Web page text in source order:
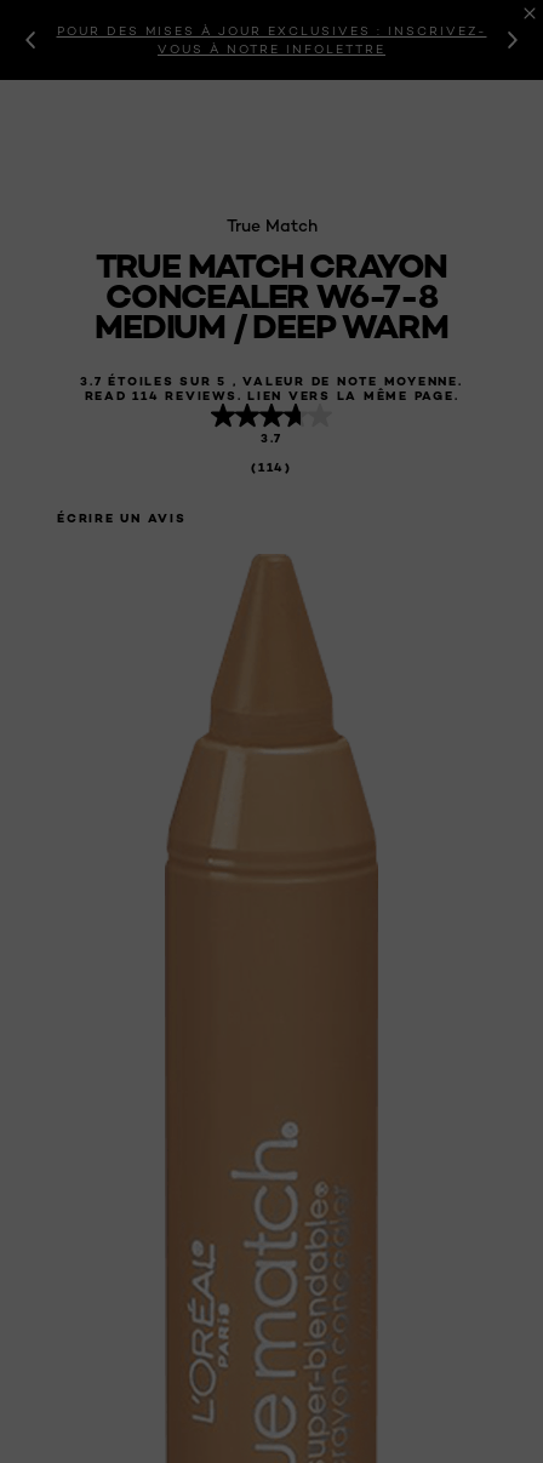
POUR DES MISES À JOUR EXCLUSIVES : INSCRIVEZ-
VOUS À NOTRE INFOLETTRE
True Match
TRUE MATCH CRAYON
CONCEALER W6-7-8
MEDIUM / DEEP WARM
3.7 ÉTOILES SUR 5 , VALEUR DE NOTE MOYENNE.
READ 114 REVIEWS. LIEN VERS LA MÊME PAGE.
3.7
(114)
ÉCRIRE UN AVIS